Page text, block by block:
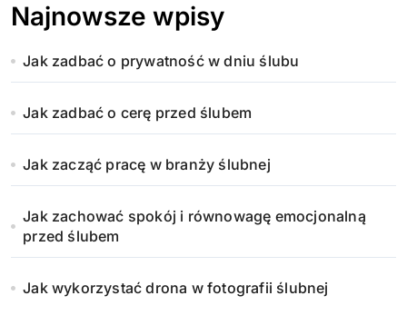
Najnowsze wpisy
Jak zadbać o prywatność w dniu ślubu
Jak zadbać o cerę przed ślubem
Jak zacząć pracę w branży ślubnej
Jak zachować spokój i równowagę emocjonalną
przed ślubem
Jak wykorzystać drona w fotografii ślubnej